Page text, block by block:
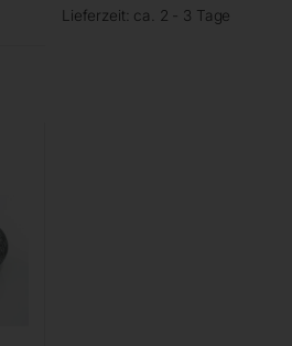
Lieferzeit: ca. 2 - 3 Tage